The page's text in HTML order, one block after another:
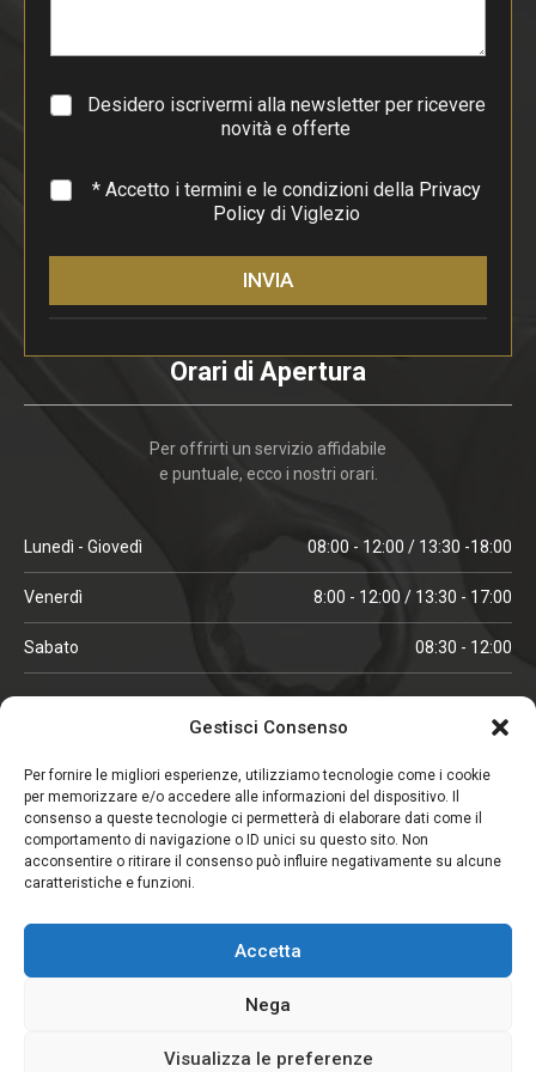
Gestisci Consenso
Per fornire le migliori esperienze, utilizziamo tecnologie come i cookie
per memorizzare e/o accedere alle informazioni del dispositivo. Il
consenso a queste tecnologie ci permetterà di elaborare dati come il
comportamento di navigazione o ID unici su questo sito. Non
acconsentire o ritirare il consenso può influire negativamente su alcune
caratteristiche e funzioni.
Accetta
Nega
Visualizza le preferenze
g
a
f
Desidero iscrivermi alla newsletter per ricevere
novità e offerte
* * Accetto i termini e le condizioni della Privacy
Policydi Viglezio
INVIA
Orari di Apertura
Per offrirti un servizio affidabile
e puntuale, ecco i nostri orari.
Lunedì - Giovedì 08:00 - 12:00 / 13:30 -18:00
Venerdì 8:00 - 12:00 / 13:30 - 17:00
Sabato 08:30 - 12:00
ORARI IN ALTA STAGIONE
Lunedì - Venerdì 08:00 - 12:00 / 13:30 -18:00
Sabato 08:00 - 12:00
CHIUSO IL SABATO
(gennaio, febbraio, agosto, settembre)